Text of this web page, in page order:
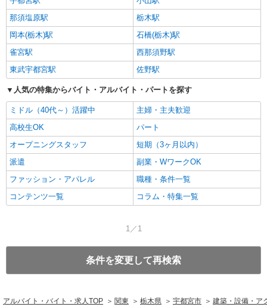
那須塩原駅
栃木駅
岡本(栃木)駅
石橋(栃木)駅
雀宮駅
西那須野駅
東武宇都宮駅
佐野駅
人気の特集からバイト・アルバイト・パートを探す
ミドル（40代～）活躍中
主婦・主夫歓迎
高校生OK
パート
オープニングスタッフ
短期（3ヶ月以内）
派遣
副業・WワークOK
ファッション・アパレル
職種・条件一覧
コンテンツ一覧
コラム・特集一覧
1／1
条件を変更して再検索
アルバイト・バイト・求人TOP 関東 栃木県 宇都宮市 建築・設備・ア